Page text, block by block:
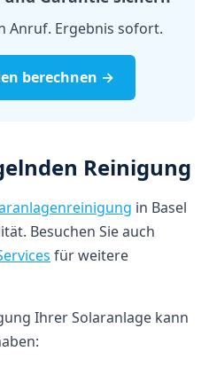
Anruf. Ergebnis sofort.
berechnen →
Reinigung
in Basel
Besuchen Sie auch
für weitere
Ihrer Solaranlage kann